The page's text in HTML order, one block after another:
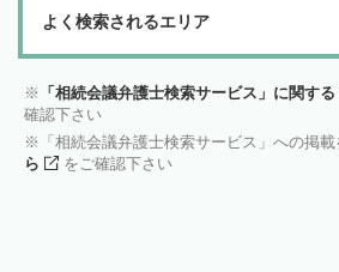
よく検索されるエリア
「相続会議弁護士検索サービス」に関す
確認下さい
「相続会議弁護士検索サービス」への掲
ら
をご確認下さい